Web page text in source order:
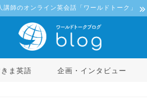
講師のオンライン英会話「ワールドトーク」
ま英語 企画・インタビュー